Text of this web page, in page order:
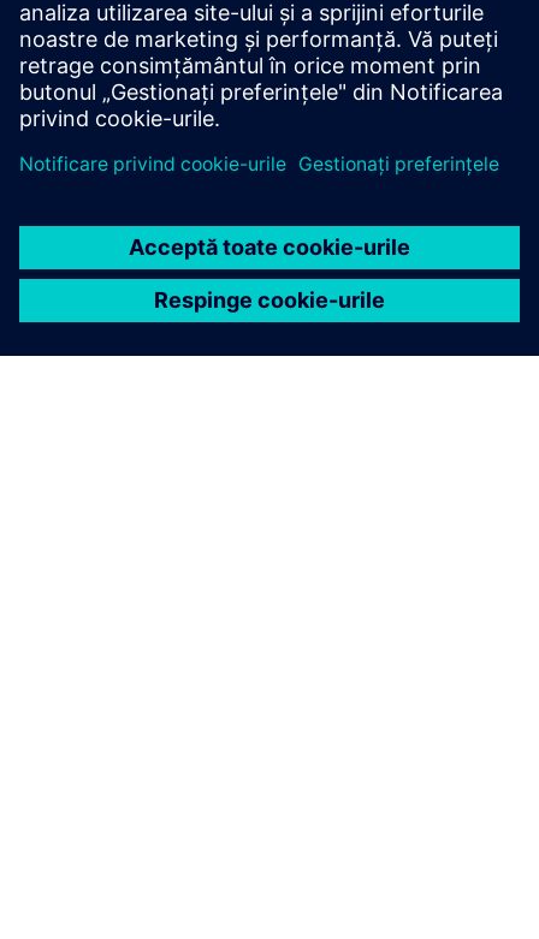
Obțineți noi perspective asupra componentelor PLM și a
pieței PLM în general.
Vizitați blogul PLM Components